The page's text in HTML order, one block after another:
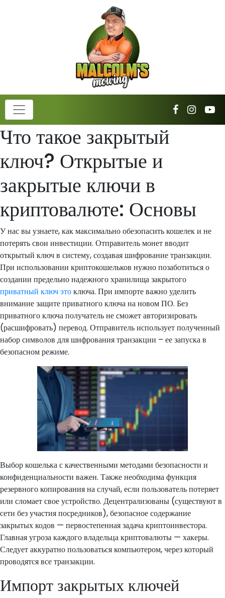
Что такое закрытый
ключ? Открытые и
закрытые ключи в
криптовалюте: Основы
У нас вы узнаете, как максимально обезопасить кошелек и не
потерять свои инвестиции. Отправитель монет вводит
открытый ключ в систему, создавая шифрование транзакции.
При использовании криптокошельков нужно позаботиться о
создании предельно надежного хранилища закрытого
приватный ключ этоключа. При импорте важно уделить
внимание защите приватного ключа на новом ПО. Без
приватного ключа получатель не сможет авторизировать
(расшифровать) перевод. Отправитель использует полученный
набор символов для шифрования транзакции – ее запуска в
безопасном режиме.
Выбор кошелька с качественными методами безопасности и
конфиденциальности важен. Также необходима функция
резервного копирования на случай, если пользователь потеряет
или сломает свое устройство. Децентрализованы (существуют в
сети без участия посредников), безопасное содержание
закрытых кодов — первостепенная задача криптоинвестора.
Главная угроза каждого владельца криптовалюты — хакеры.
Следует аккуратно пользоваться компьютером, через который
проводятся все транзакции.
Импорт закрытых ключей